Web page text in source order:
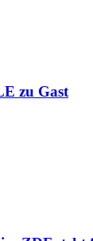
zu Gast